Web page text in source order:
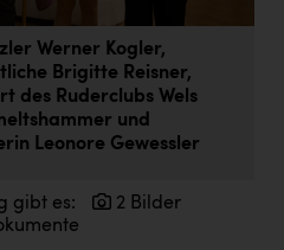
Werner Kogler,
Brigitte Reisner,
des Ruderclubs Wels
und
Leonore Gewessler
gibt es:
2 Bilder